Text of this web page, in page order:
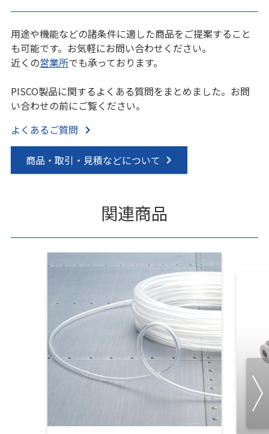
用途や機能などの諸条件に適した商品をご提案すること
も可能です。お気軽にお問い合わせください。
近くの営業所でも承っております。
PISCO製品に関するよくある質問をまとめました。お問
い合わせの前にご覧ください。
よくあるご質問
商品・取引・見積などについて
関連商品